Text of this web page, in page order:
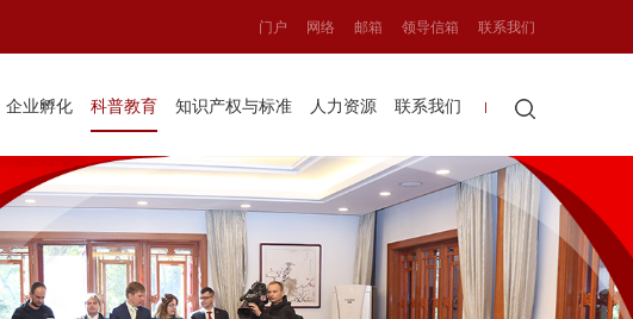
门户 网络 邮箱 领导信箱 联系我们
企业孵化 科普教育 知识产权与标准 人力资源 联系我们